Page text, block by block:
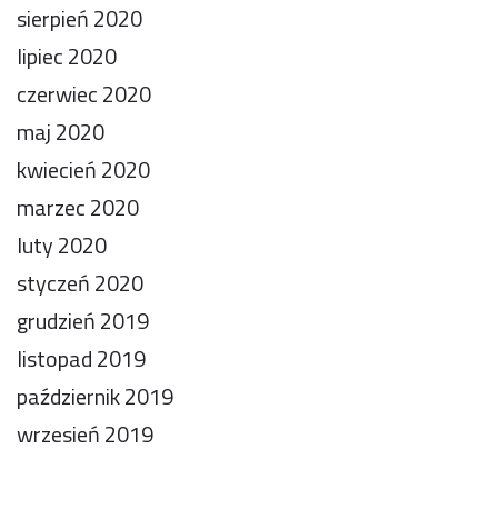
sierpień 2020
lipiec 2020
czerwiec 2020
maj 2020
kwiecień 2020
marzec 2020
luty 2020
styczeń 2020
grudzień 2019
listopad 2019
październik 2019
wrzesień 2019